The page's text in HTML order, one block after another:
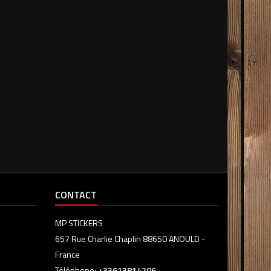
CONTACT
MP STICKERS
657 Rue Charlie Chaplin 88650 ANOULD -
France